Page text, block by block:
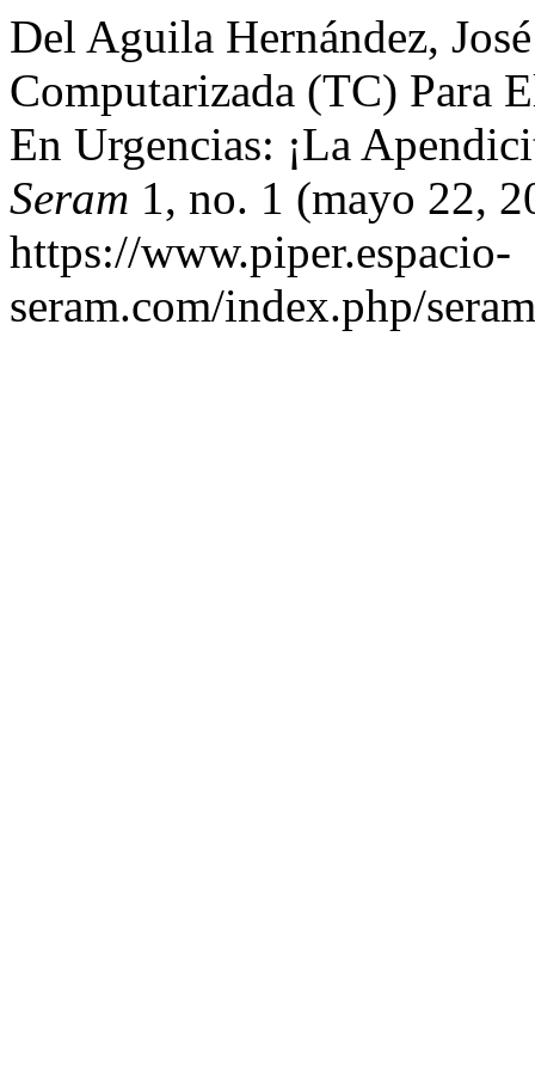
Del Aguila Hernández,
Computarizada (TC) Para
En Urgencias: ¡La
Seram 1, no. 1 (mayo 22,
https://www.piper.espacio-
seram.com/index.php/